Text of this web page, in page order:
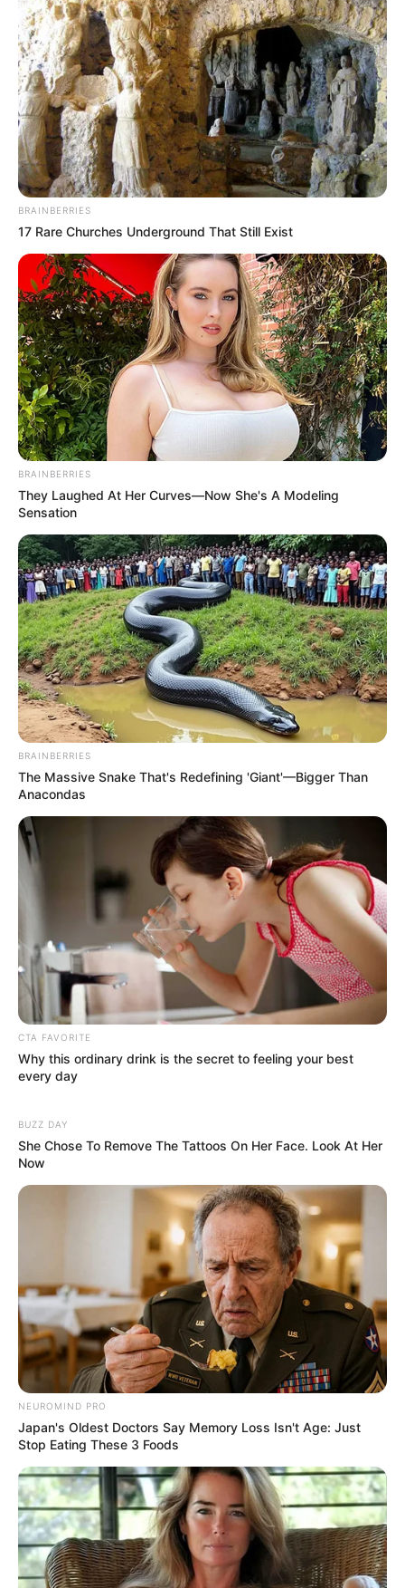
BRAINBERRIES
17 Rare Churches Underground That Still Exist
BRAINBERRIES
They Laughed At Her Curves—Now She's A Modeling
Sensation
BRAINBERRIES
The Massive Snake That's Redefining 'Giant'—Bigger Than
Anacondas
CTA FAVORITE
Why this ordinary drink is the secret to feeling your best
every day
BUZZ DAY
She Chose To Remove The Tattoos On Her Face. Look At Her
Now
NEUROMIND PRO
Japan's Oldest Doctors Say Memory Loss Isn't Age: Just
Stop Eating These 3 Foods